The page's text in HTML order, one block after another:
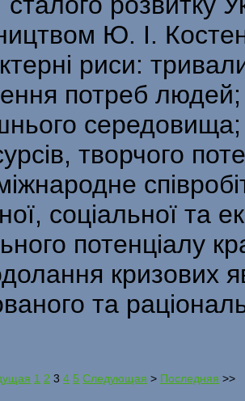
Ю. І.
риси:
потреб
середовища;
творчого
соціальної та
потенціалу
кризових
та
1 2 3 4 5 Следующая > Последняя >>